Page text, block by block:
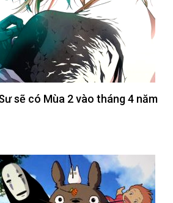
sẽ có Mùa 2 vào tháng 4 năm